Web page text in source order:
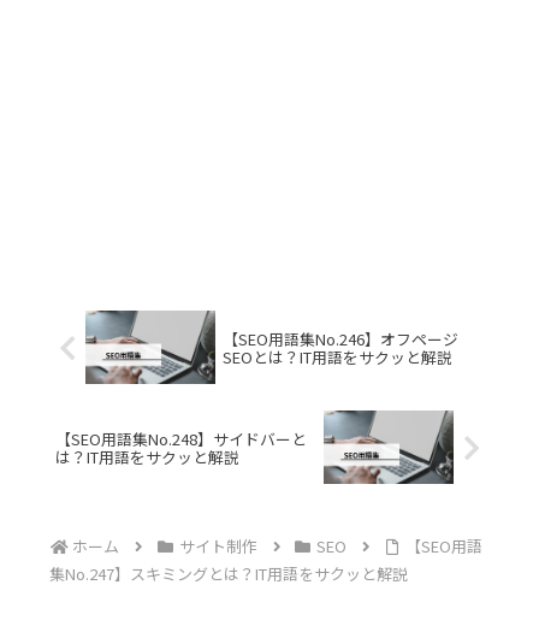
【SEO用語集No.246】オフページ
SEOとは？IT用語をサクッと解説
【SEO用語集No.248】サイドバーと
は？IT用語をサクッと解説
ホーム サイト制作 SEO
【SEO用語
集No.247】スキミングとは？IT用語をサクッと解説